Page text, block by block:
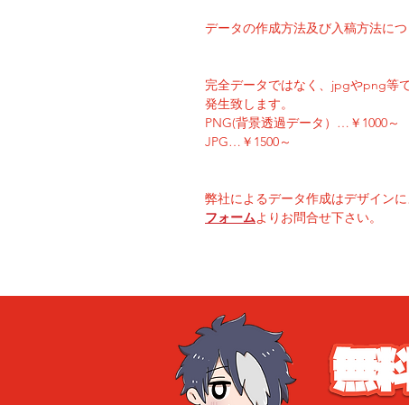
データの作成方法及び入稿方法に
完全データではなく、jpgやpng等
発生致します。
PNG(背景透過データ）…￥1000～
JPG…￥1500～
弊社によるデータ作成はデザイン
フォームよりお問合せ下さい。